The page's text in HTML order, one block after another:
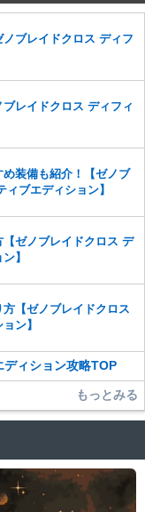
んのでご注意くだ
ぶ内容の書き込みがあ
ございますので、あら
ブレイドクロス ディフ
レイドクロス ディフィ
装備も紹介！【ゼノブ
ブエディション】
ゼノブレイドクロス デ
】
【ゼノブレイドクロス
ン】
ィション攻略TOP
もっとみる